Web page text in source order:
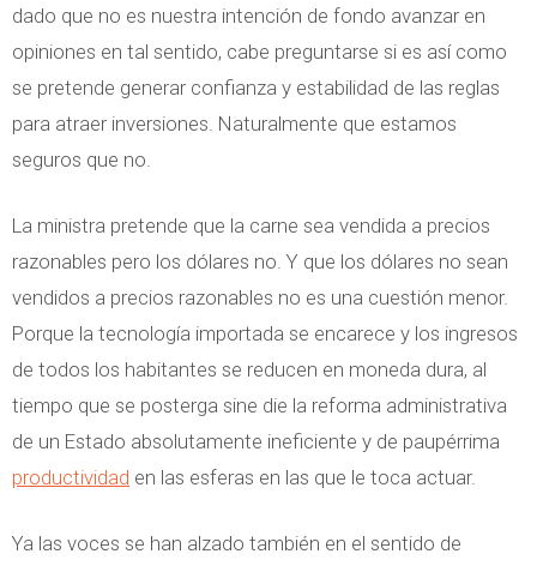
dado que no es nuestra intención de fondo avanzar en
opiniones en tal sentido, cabe preguntarse si es así como
se pretende generar confianza y estabilidad de las reglas
para atraer inversiones. Naturalmente que estamos
seguros que no.
La ministra pretende que la carne sea vendida a precios
razonables pero los dólares no. Y que los dólares no sean
vendidos a precios razonables no es una cuestión menor.
Porque la tecnología importada se encarece y los ingresos
de todos los habitantes se reducen en moneda dura, al
tiempo que se posterga sine die la reforma administrativa
de un Estado absolutamente ineficiente y de paupérrima
productividad en las esferas en las que le toca actuar.
Ya las voces se han alzado también en el sentido de